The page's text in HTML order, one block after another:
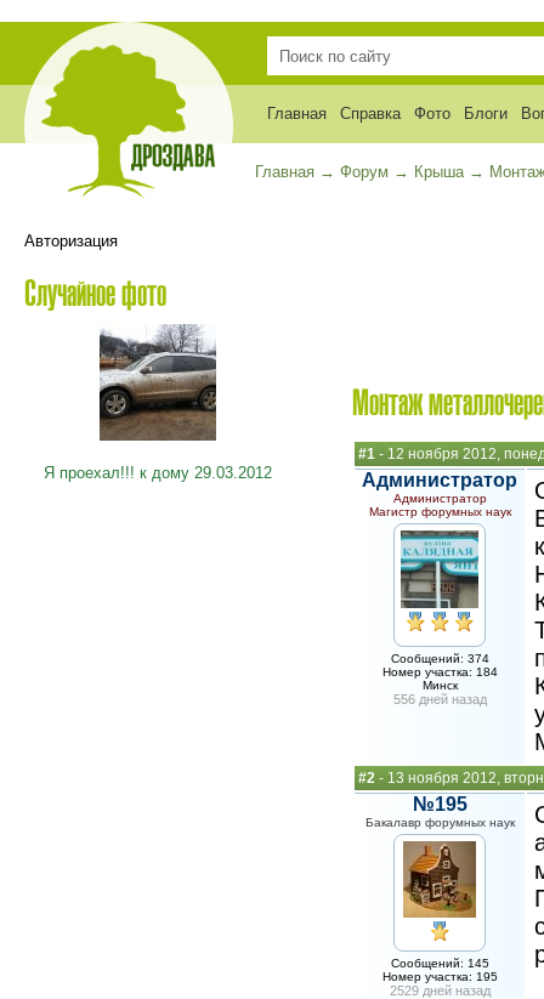
Главная Справка Фото Блоги
Авторизация
Главная → Форум → Крыша→
Случайное фото
Я проехал!!! к дому 29.03.2012
Монтаж
#1 - 12 ноября 2012,
Администратор
Администратор
Магистр форумных наук
Сообщений: 374
Номер участка: 184
Минск
556 дней назад
#2 - 13 ноября 2012,
№195
Бакалавр форумных наук
Сообщений: 145
Номер участка: 195
2529 дней назад